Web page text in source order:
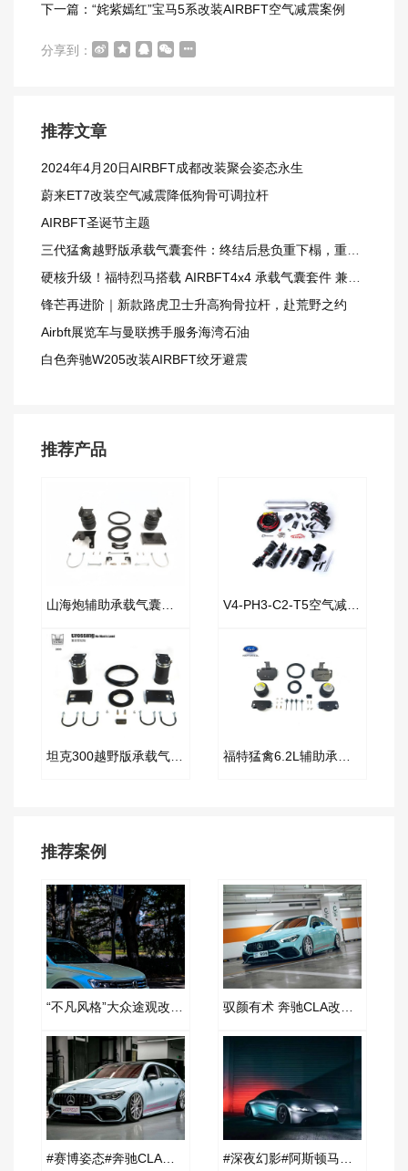
下一篇：“姹紫嫣红”宝马5系改装AIRBFT空气减震案例
分享到：
推荐文章
2024年4月20日AIRBFT成都改装聚会姿态永生
蔚来ET7改装空气减震降低狗骨可调拉杆
AIRBFT圣诞节主题
锋芒再进阶｜新款路虎卫士升高狗骨拉杆，赴荒野之约
Airbft展览车与曼联携手服务海湾石油
白色奔驰W205改装AIRBFT绞牙避震
推荐产品
推荐案例